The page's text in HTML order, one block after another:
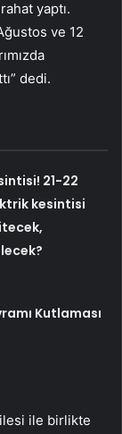
yaptı.
ve 12
dedi.
21-22
kesintisi
Kutlaması
ile birlikte